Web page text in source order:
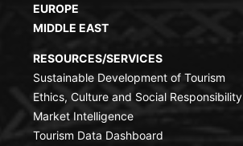
EUROPE
MIDDLE EAST
RESOURCES/SERVICES
Sustainable Development of Tourism
Ethics, Culture and Social Responsibility
Market Intelligence
Tourism Data Dashboard